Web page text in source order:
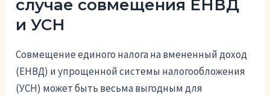
случае совмещения ЕНВД
и УСН
Совмещение единого налога на вмененный доход
(ЕНВД) и упрощенной системы налогообложения
(УСН) может быть весьма выгодным для